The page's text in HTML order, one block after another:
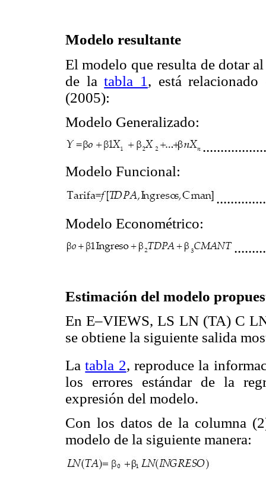
Modelo resultante
El modelo que resulta de dotar
de latabla 1 , está
(2005):
Modelo Generalizado:
Modelo Funcional:
Modelo Econométrico:
Estimación del modelo
En E–VIEWS, LS LN (TA) C
se obtiene la siguiente salida
Latabla 2, reproduce la
los errores estándar de la
expresión del modelo.
Con los datos de la columna
modelo de la siguiente manera: